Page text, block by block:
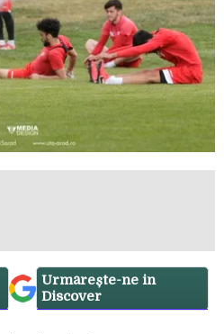
Urmărește-ne in
Discover